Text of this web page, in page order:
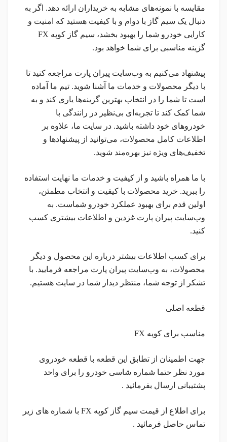
مقایسه با نمونه‌های مشابه به خریداران ارائه دهد. اگر به
دنبال یک سیم گاز با دوام و با کیفیت هستید که امنیت و
کارایی خودرو شما را بهبود بخشد، سیم گاز کوپه FX
گزینه مناسبی برای شما خواهد بود.
پیشنهاد می‌کنیم به وب‌سایت پیران پارت مراجعه کنید تا
با دیگر محصولات و خدمات ما آشنا شوید. تیم ما آماده
است تا شما را در انتخاب بهترین گزینه‌ها یاری کند و به
شما کمک کند تا تجربه‌ای بی‌نظیر در رانندگی با
خودروهای خود داشته باشید. در سایت ما، علاوه بر
اطلاعات کامل محصولات، می‌توانید از پیشنهادها و
تخفیف‌های ویژه نیز بهره‌مند شوید.
با ما همراه باشید و از کیفیت و خدمات ما نهایت استفاده
را ببرید. خرید محصولات با کیفیت و انتخاب مطمئن،
اولین قدم برای بهبود عملکرد خودرو شماست. به
وب‌سایت پیران پارت غزدین و اطلاعات بیشتری کسب
کنید.
برای کسب اطلاعات بیشتر درباره این محصول و دیگر
محصولات، به وب‌سایت پیران پارت مراجعه فرمایید. با
تشکر از توجه شما، منتظر دیدار شما در سایت هستیم.
قطعه اصلی
مناسب برای کوپه FX
جهت اطمینان از تطابق این قطعه با قطعه خودروی
مورد نظر حتما شماره شاسی خودرو را برای واحد
پشتیبانی ارسال بفرمائید .
برای اطلاع از قیمت سیم گاز کوپه FX با شماره های زیر
تماس حاصل فرمائید .